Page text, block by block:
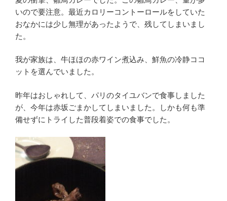
いので要注意。最近カロリーコントーロールをしていた
おなかには少し無理があったようで、残してしまいまし
た。
我が家族は、牛ほほの赤ワイン煮込み、鮮魚の冷静ココ
ットを選んでいました。
昨年はおしゃれして、パリのタイユバンで食事しました
が、今年は赤坂ごまかしてしまいました。しかも何も準
備せずにトライした普段着姿での食事でした。